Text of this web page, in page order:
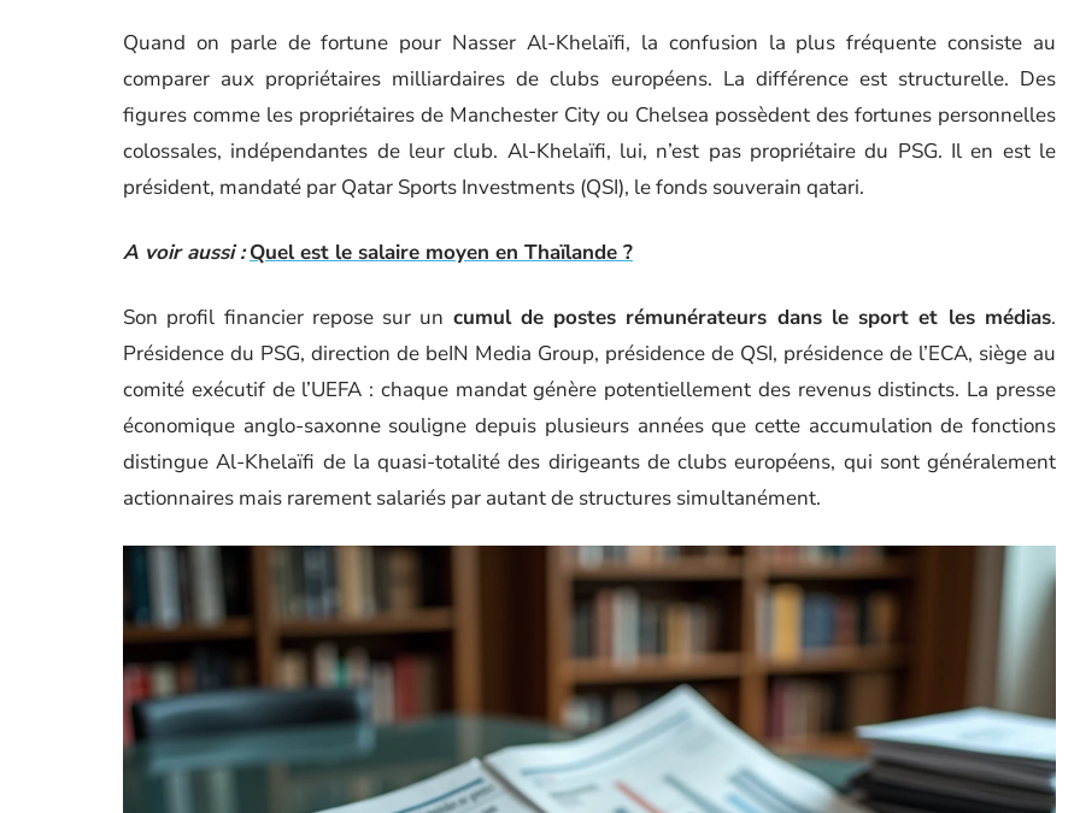
Quand on parle de fortune pour Nasser Al-Khelaïfi, la confusion la plus fréquente consiste au
comparer aux propriétaires milliardaires de clubs européens. La différence est structurelle. Des
figures comme les propriétaires de Manchester City ou Chelsea possèdent des fortunes personnelles
colossales, indépendantes de leur club. Al-Khelaïfi, lui, n’est pas propriétaire du PSG. Il en est le
président, mandaté par Qatar Sports Investments (QSI), le fonds souverain qatari.
A voir aussi : Quel est le salaire moyen en Thaïlande ?
Son profil financier repose sur un cumul de postes rémunérateurs dans le sport et les médias.
Présidence du PSG, direction de beIN Media Group, présidence de QSI, présidence de l’ECA, siège au
comité exécutif de l’UEFA : chaque mandat génère potentiellement des revenus distincts. La presse
économique anglo-saxonne souligne depuis plusieurs années que cette accumulation de fonctions
distingue Al-Khelaïfi de la quasi-totalité des dirigeants de clubs européens, qui sont généralement
actionnaires mais rarement salariés par autant de structures simultanément.